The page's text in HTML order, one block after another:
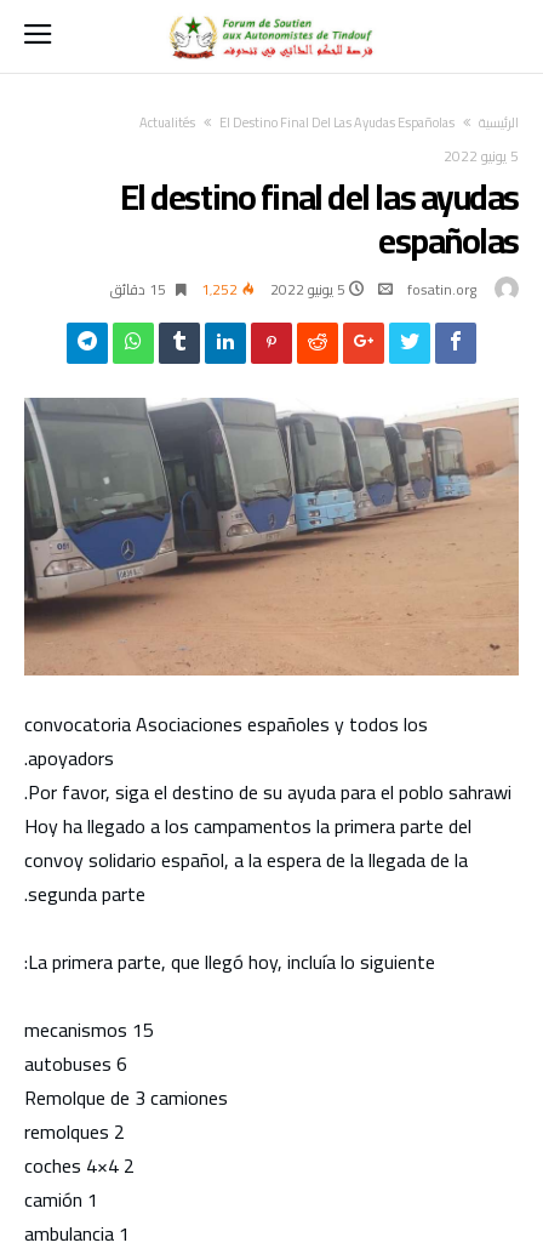
‫الرئيسية‬ Actualités El Destino Final Del Las Ayudas Españolas
5 يونيو 2022
El destino final del las ayudas
españolas
fosatin.org 5 يونيو 2022 1٬252 15 ‫دقائق‬
convocatoria Asociaciones españoles y todos los
apoyadors.
Por favor, siga el destino de su ayuda para el poblo sahrawi.
Hoy ha llegado a los campamentos la primera parte del
convoy solidario español, a la espera de la llegada de la
segunda parte.
La primera parte, que llegó hoy, incluía lo siguiente:
15 mecanismos
6 autobuses
Remolque de 3 camiones
2 remolques
2 coches 4×4
1 camión
1 ambulancia